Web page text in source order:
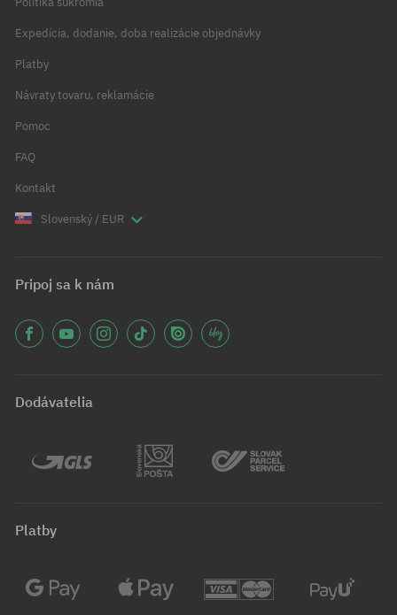
Expedícia, dodanie, doba realizácie objednávky
Platby
Návraty tovaru, reklamácie
Pomoc
FAQ
Kontakt
Slovenský / EUR
Pripoj sa k nám
Dodávatelia
Platby